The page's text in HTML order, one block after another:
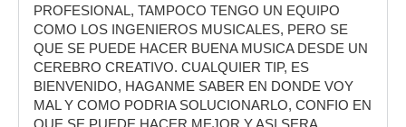
PROFESIONAL, TAMPOCO TENGO UN EQUIPO
COMO LOS INGENIEROS MUSICALES, PERO SE
QUE SE PUEDE HACER BUENA MUSICA DESDE UN
CEREBRO CREATIVO. CUALQUIER TIP, ES
BIENVENIDO, HAGANME SABER EN DONDE VOY
MAL Y COMO PODRIA SOLUCIONARLO, CONFIO EN